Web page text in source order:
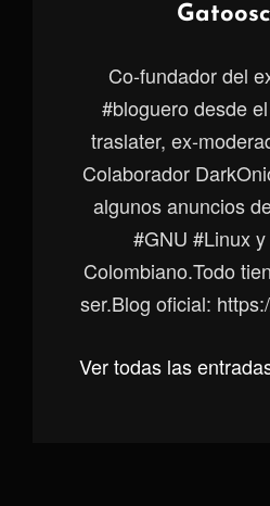
Autor:
Co-fundador del
#bloguero desde
traslater, ex-
Colaborador
algunos anuncios
#GNU #Linux
Colombiano.Todo
ser.Blog oficial:
Ver todas las